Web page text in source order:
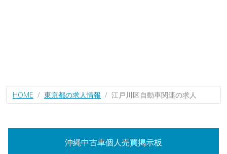
HOME 東京都の求人情報 江戸川区自動車関連の求人
沖縄中古車個人売買掲示板